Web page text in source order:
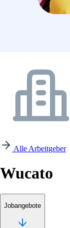
Alle Arbeitgeber
Wucato
Jobangebote